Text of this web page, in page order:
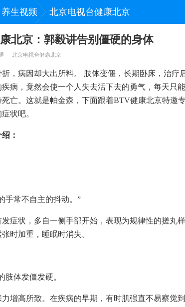
养生视频 北京电视台健康北京
北京：郭毅讲告别僵硬的身体
北京电视台健康北京
，病因却大出所料。 肢体变僵，长期卧床，治疗
病，竟然会使一个人失去活下去的勇气，每天只
亡。这就是帕金森，下面跟着BTV健康北京特邀
状吧。
：
手常不自主的抖动。”
症状，多自一侧手部开始，表现为规律性的搓丸
时加重，睡眠时消失。
肢体发僵发硬。
增高所致。在疾病的早期，有时肌强直不易察觉